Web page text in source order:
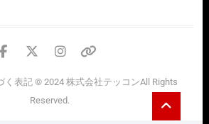
facebook
twitter
instagram
情
く表記© 2024 株式会社テッコンAll Rights
Reserved.
to